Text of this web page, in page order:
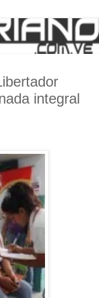
integral